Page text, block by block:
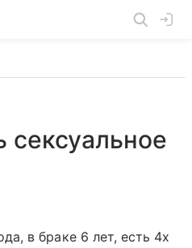
сексуальное
в браке 6 лет, есть 4х